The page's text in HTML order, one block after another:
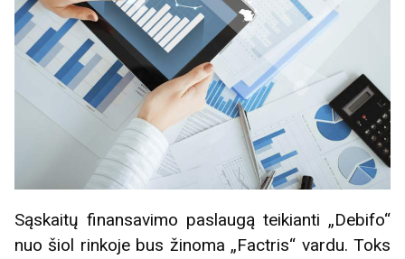
Sąskaitų finansavimo paslaugą teikianti „Debifo“
nuo šiol rinkoje bus žinoma „Factris“ vardu. Toks